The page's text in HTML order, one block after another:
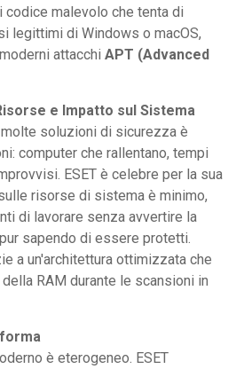
malevolo che tenta di
legittimi di Windows o macOS,
attacchi APT (Advanced
e Impatto sul Sistema
soluzioni di sicurezza è
computer che rallentano, tempi
ESET è celebre per la sua
risorse di sistema è minimo,
di lavorare senza avvertire la
sapendo di essere protetti.
a un'architettura ottimizzata che
RAM durante le scansioni in
è eterogeneo. ESET